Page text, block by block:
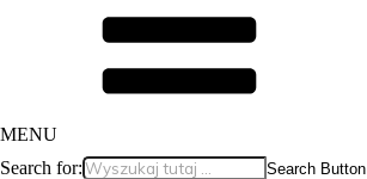
MENU
Search for:
Search Button